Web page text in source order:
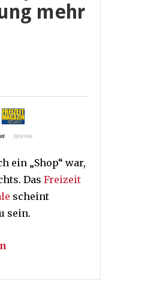
mehr
ein „Shop“ war,
Das Freizeit
scheint
sein.